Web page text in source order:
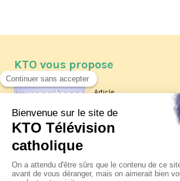
KTO vous propose
Article
Les reportages d'été
La visite pastorale du
XIV à Assise à suivre
jeudi 6 août